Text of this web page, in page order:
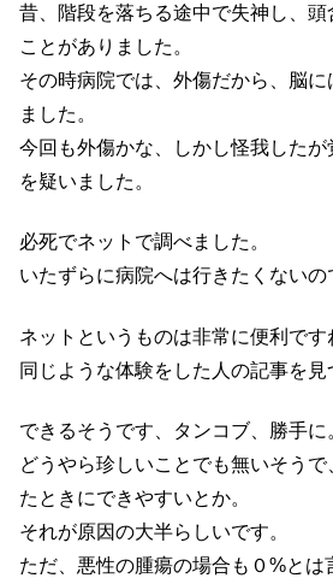
昔、階段を落ちる途中で失神し、
ことがありました。
その時病院では、外傷だから、脳
ました。
今回も外傷かな、しかし怪我した
を疑いました。
必死でネットで調べました。
いたずらに病院へは行きたくないの
ネットというものは非常に便利です
同じような体験をした人の記事を見
できるそうです、タンコブ、勝手に
どうやら珍しいことでも無いそう
たときにできやすいとか。
それが原因の大半らしいです。
ただ、悪性の腫瘍の場合も０%とは